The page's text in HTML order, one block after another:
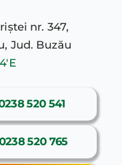
nr. 347,
Jud. Buzău
520 541
520 765